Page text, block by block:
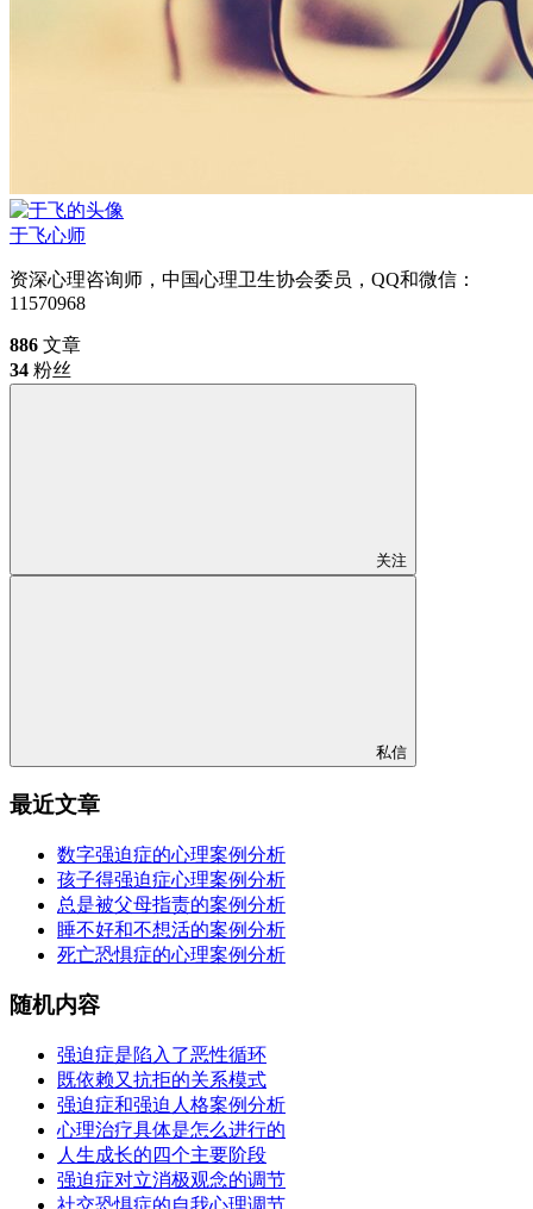
于飞心师
资深心理咨询师，中国心理卫生协会委员，QQ和微信：
11570968
886 文章
34 粉丝
关注
私信
最近文章
数字强迫症的心理案例分析
孩子得强迫症心理案例分析
总是被父母指责的案例分析
睡不好和不想活的案例分析
死亡恐惧症的心理案例分析
随机内容
强迫症是陷入了恶性循环
既依赖又抗拒的关系模式
强迫症和强迫人格案例分析
心理治疗具体是怎么进行的
人生成长的四个主要阶段
强迫症对立消极观念的调节